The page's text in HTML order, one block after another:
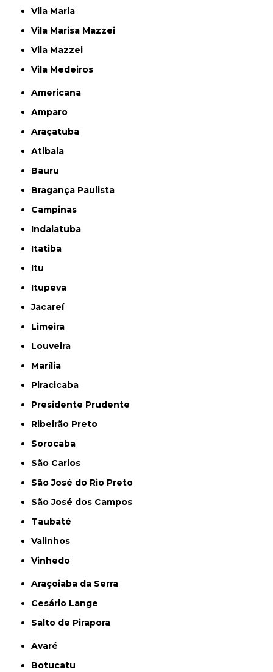
Vila Maria
Vila Marisa Mazzei
Vila Mazzei
Vila Medeiros
Americana
Amparo
Araçatuba
Atibaia
Bauru
Bragança Paulista
Campinas
Indaiatuba
Itatiba
Itu
Itupeva
Jacareí
Limeira
Louveira
Marília
Piracicaba
Presidente Prudente
Ribeirão Preto
Sorocaba
São Carlos
São José do Rio Preto
São José dos Campos
Taubaté
Valinhos
Vinhedo
Araçoiaba da Serra
Cesário Lange
Salto de Pirapora
Avaré
Botucatu